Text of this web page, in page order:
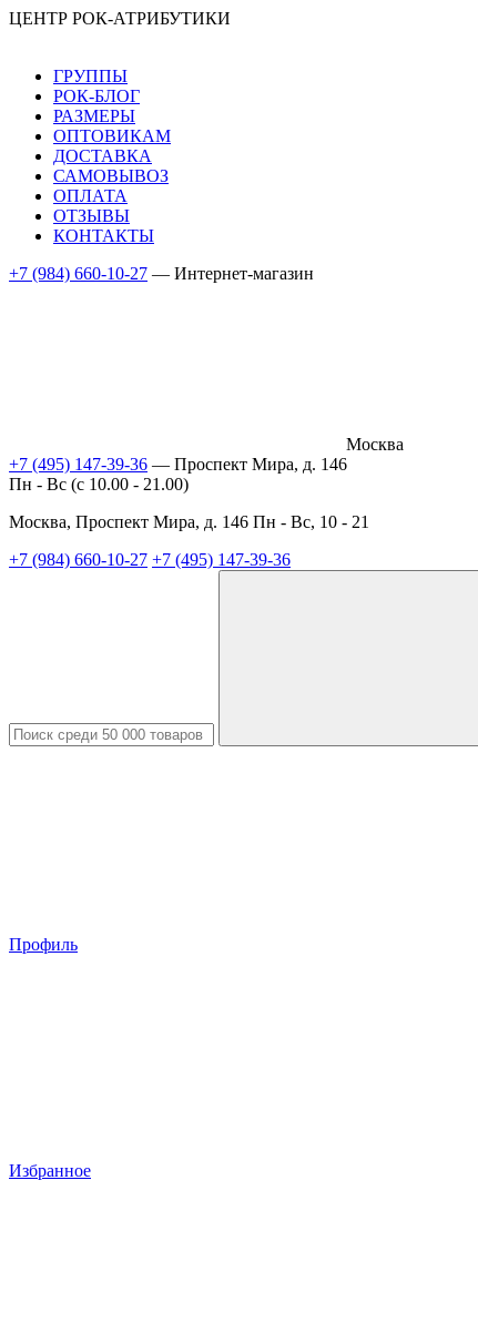
ЦЕНТР РОК-АТРИБУТИКИ
ГРУППЫ
РОК-БЛОГ
РАЗМЕРЫ
ОПТОВИКАМ
ДОСТАВКА
САМОВЫВОЗ
ОПЛАТА
ОТЗЫВЫ
КОНТАКТЫ
+7 (984) 660-10-27 — Интернет-магазин
Москва
+7 (495) 147-39-36 — Проспект Мира, д. 146
Пн - Вс (c 10.00 - 21.00)
Москва, Проспект Мира, д. 146 Пн - Вс, 10 - 21
+7 (984) 660-10-27 +7 (495) 147-39-36
Профиль
Избранное